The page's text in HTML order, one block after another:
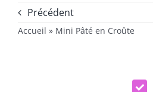
Précédent
Accueil » Mini Pâté en Croûte